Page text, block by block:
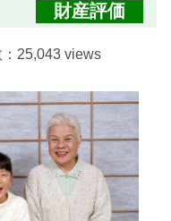
財産評価
25,043 views